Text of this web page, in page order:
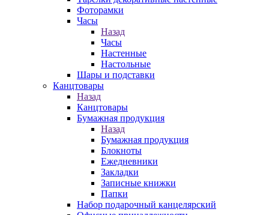
Фоторамки
Часы
Назад
Часы
Настенные
Настольные
Шары и подставки
Канцтовары
Назад
Канцтовары
Бумажная продукция
Назад
Бумажная продукция
Блокноты
Ежедневники
Закладки
Записные книжки
Папки
Набор подарочный канцелярский